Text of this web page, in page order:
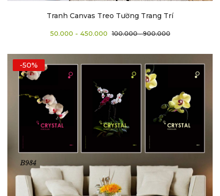
Tranh Canvas Treo Tường Trang Trí
50.000 - 450.000 100.000 - 900.000
-50%